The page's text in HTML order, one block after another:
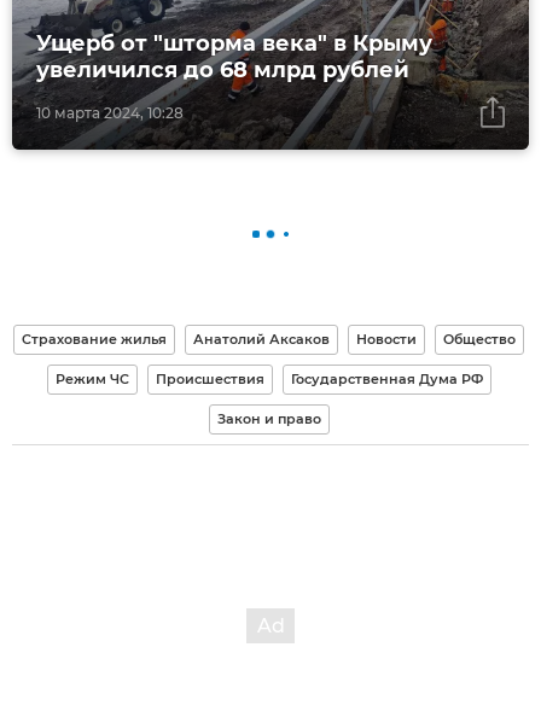
10 марта 2024, 10:28
Ущерб от "шторма века" в Крыму
увеличился до 68 млрд рублей
Страхование жилья Анатолий Аксаков Новости Общество
Режим ЧС Происшествия Государственная Дума РФ
Закон и право